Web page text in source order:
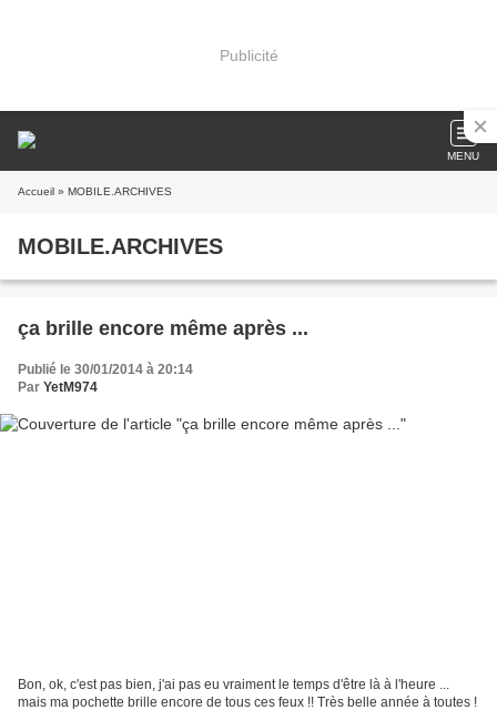
Publicité
MENU
Accueil » MOBILE.ARCHIVES
MOBILE.ARCHIVES
ça brille encore même après ...
Publié le 30/01/2014 à 20:14
Par YetM974
Bon, ok, c'est pas bien, j'ai pas eu vraiment le temps d'être là à l'heure ...
mais ma pochette brille encore de tous ces feux !! Très belle année à toutes !